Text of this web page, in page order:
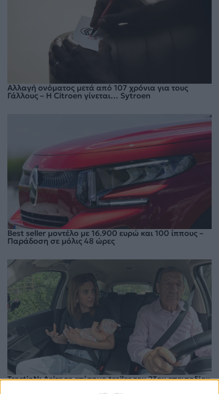
Αλλαγή ονόματος μετά από 107 χρόνια για τους
Γάλλους – Η Citroen γίνεται… Sytroen
Best seller μοντέλο με 16.900 ευρώ και 100 ίππους –
Παράδοση σε μόλις 48 ώρες
TractioN: Δείτε το επίσημο trailer του 23ου επεισοδίου